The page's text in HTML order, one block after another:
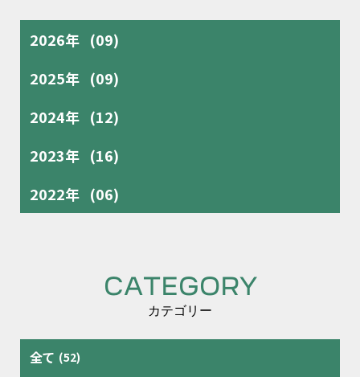
2026年 (09)
2025年 (09)
2024年 (12)
2023年 (16)
2022年 (06)
CATEGORY
カテゴリー
全て (52)